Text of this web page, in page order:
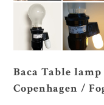
Baca Table
Copenhagen /